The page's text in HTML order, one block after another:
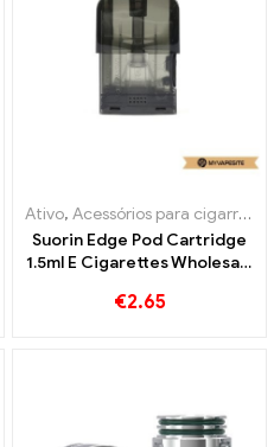
,Evaporador
Ativo, Acessórios para cigarros eletrônicos
Suorin Edge Pod Cartridge
1.5ml E Cigarettes Wholesale
€2.65